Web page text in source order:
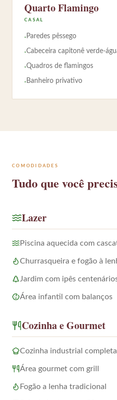
Quarto Flamingo
CASAL
· Paredes pêssego
·Cabeceira capitonê verde-
·Quadros de flamingos
· Banheiro privativo
COMODIDADES
Tudo que você
Lazer
Piscina aquecida com
Churrasqueira e fogão à
Jardim com ipês
Área infantil com balanços
Cozinha e Gourmet
Cozinha industrial completa
Área gourmet com grill
Fogão a lenha tradicional